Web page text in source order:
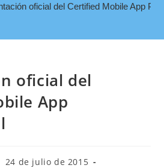
oficial del Certified Mobile App
oficial del
App
24 de julio de 2015